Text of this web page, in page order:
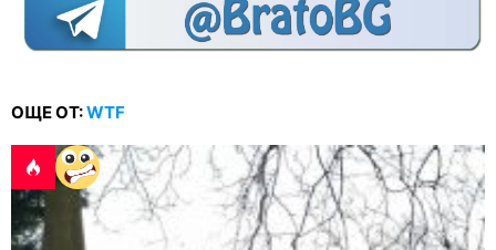
ОЩЕ ОТ:WTF